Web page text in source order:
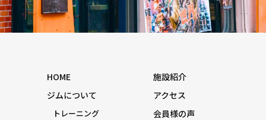
HOME
ジムについて
トレーニング
施設紹介
アクセス
会員様の声